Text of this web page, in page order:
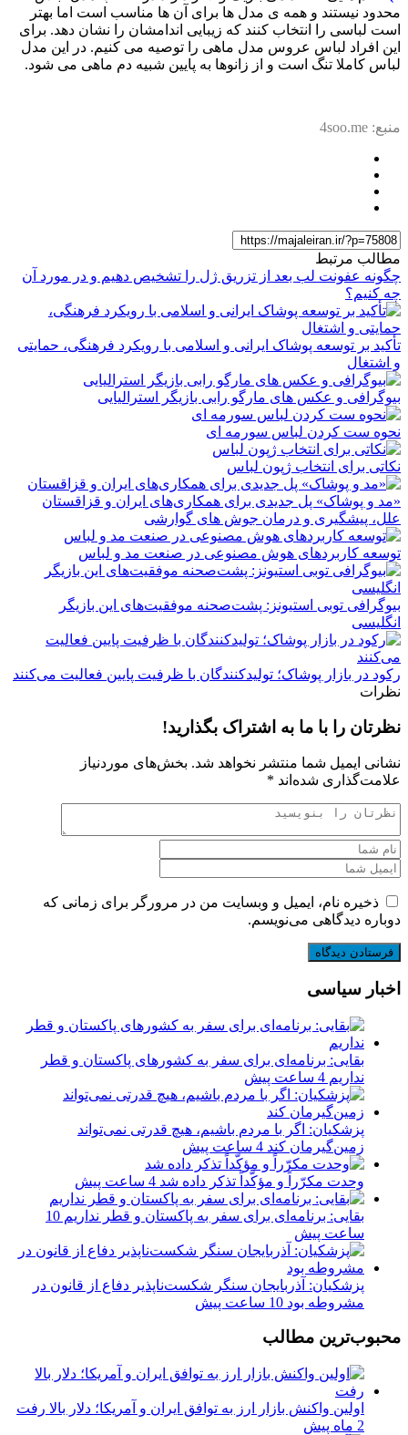
محدود نیستند و همه ی مدل ها برای آن ها مناسب است اما بهتر
است لباسی را انتخاب کنند که زیبایی اندامشان را نشان دهد. برای
این افراد لباس عروس مدل ماهی را توصیه می کنیم. در این مدل
لباس کاملا تنگ است و از زانوها به پایین شبیه دم ماهی می شود.
منبع: 4soo.me
مطالب مرتبط
چگونه عفونت لب بعد از تزریق ژل را تشخیص دهیم و در مورد آن
چه کنیم؟
تأکید بر توسعه پوشاک ایرانی و اسلامی با رویکرد فرهنگی، حمایتی
و اشتغال
بیوگرافی و عکس های مارگو رابی بازیگر استرالیایی
نحوه ست کردن لباس سورمه ای
نکاتی برای انتخاب ژپون لباس
«مد و پوشاک» پل جدیدی برای همکاری‌های ایران و قزاقستان
علل، پیشگیری و درمان جوش های گوارشی
توسعه کاربردهای هوش مصنوعی در صنعت مد و لباس
بیوگرافی توبی استیونز: پشت‌صحنه موفقیت‌های این بازیگر
انگلیسی
رکود در بازار پوشاک؛ تولیدکنندگان با ظرفیت پایین فعالیت می‌کنند
نظرات
نظرتان را با ما به اشتراک بگذارید!
نشانی ایمیل شما منتشر نخواهد شد. بخش‌های موردنیاز
علامت‌گذاری شده‌اند *
ذخیره نام، ایمیل و وبسایت من در مرورگر برای زمانی که
دوباره دیدگاهی می‌نویسم.
اخبار سیاسی
بقایی: برنامه‌ای برای سفر به کشورهای پاکستان و قطر
نداریم 4 ساعت پیش
پزشکیان: اگر با مردم باشیم، هیچ قدرتی نمی‌تواند
زمین‌گیرمان کند 4 ساعت پیش
وحدت مکرّراً و مؤکّداً تذکر داده شد 4 ساعت پیش
بقایی: برنامه‌ای برای سفر به پاکستان و قطر نداریم 10
ساعت پیش
پزشکیان: آذربایجان سنگر شکست‌ناپذیر دفاع از قانون در
مشروطه بود 10 ساعت پیش
محبوب‌ترین مطالب
اولین واکنش بازار ارز به توافق ایران و آمریکا؛ دلار بالا رفت
2 ماه پیش